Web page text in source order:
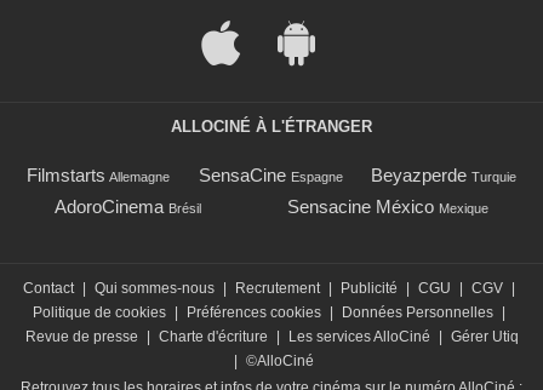
ALLOCINÉ À L'ÉTRANGER
Filmstarts Allemagne SensaCine Espagne Beyazperde Turquie
AdoroCinema Brésil Sensacine México Mexique
Contact Qui sommes-nous Recrutement Publicité CGU CGV
Politique de cookies
Préférences cookies Données Personnelles
Revue de presse
Charte d'écriture Les services AlloCiné
Gérer Utiq
©AlloCiné